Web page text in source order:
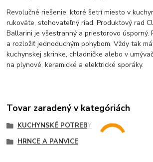
Revolučné riešenie, ktoré šetrí miesto v
rukoväte, stohovateľný riad. Produktový rad
Ballarini je všestranný a priestorovo úsporný.
a rozložiť jednoduchým pohybom. Vždy tak
kuchynskej skrinke, chladničke alebo v
na plynové, keramické a elektrické sporáky.
Tovar zaradený v kategóriách
KUCHYNSKÉ POTREBY
HRNCE A PANVICE